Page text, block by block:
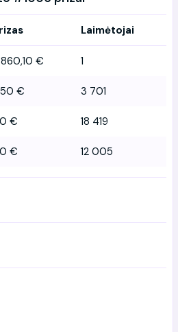
Laimėtojai
€ 1
€ 3 701
€ 18 419
€ 12 005